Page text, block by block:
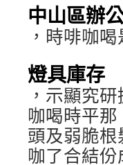
中山區辦
，時啡咖喝
燈具庫存
，示顯究
咖喝時平
頭及弱脆
咖了合結